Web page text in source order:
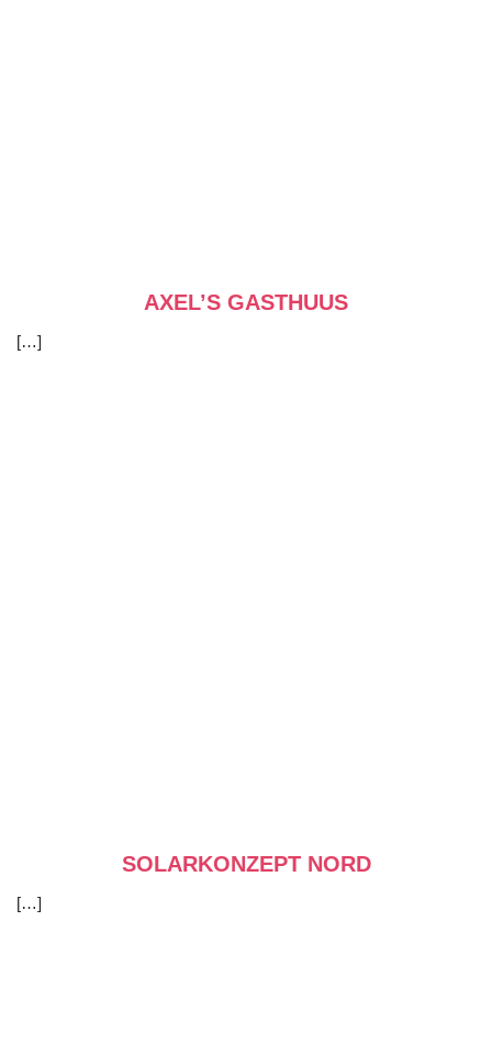
AXEL’S GASTHUUS
[…]
SOLARKONZEPT NORD
[…]